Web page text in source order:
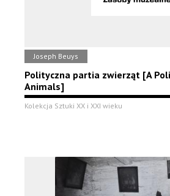
Joseph Beuys
Polityczna partia zwierząt [A
Animals]
Kolekcja Sztuki XX i XXI wieku